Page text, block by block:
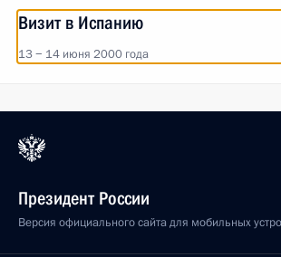
Визит в Испанию
13 − 14 июня 2000 года
Президент России
Версия официального сайта для мобильных